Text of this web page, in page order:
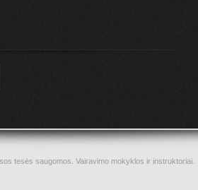
tesės saugomos. Vairavimo mokyklos ir instruktoriai.